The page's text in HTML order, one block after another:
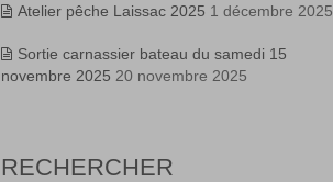
Atelier pêche Laissac 2025 1 décembre 2025
Sortie carnassier bateau du samedi 15
novembre 2025 20 novembre 2025
RECHERCHER